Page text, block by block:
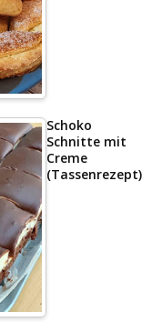
Schoko
Schnitte mit
Creme
(Tassenrezept)